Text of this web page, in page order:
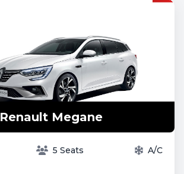
Renault Megane
5 Seats A/C